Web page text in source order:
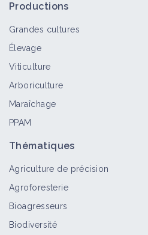
Productions
Grandes cultures
Élevage
Viticulture
Arboriculture
Maraîchage
PPAM
Thématiques
Agriculture de précision
Agroforesterie
Bioagresseurs
Biodiversité